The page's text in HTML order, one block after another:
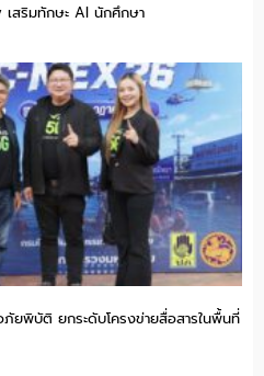
สริมทักษะ AI นักศึกษา
ยพิบัติ ยกระดับโครงข่ายสื่อสารในพื้นที่